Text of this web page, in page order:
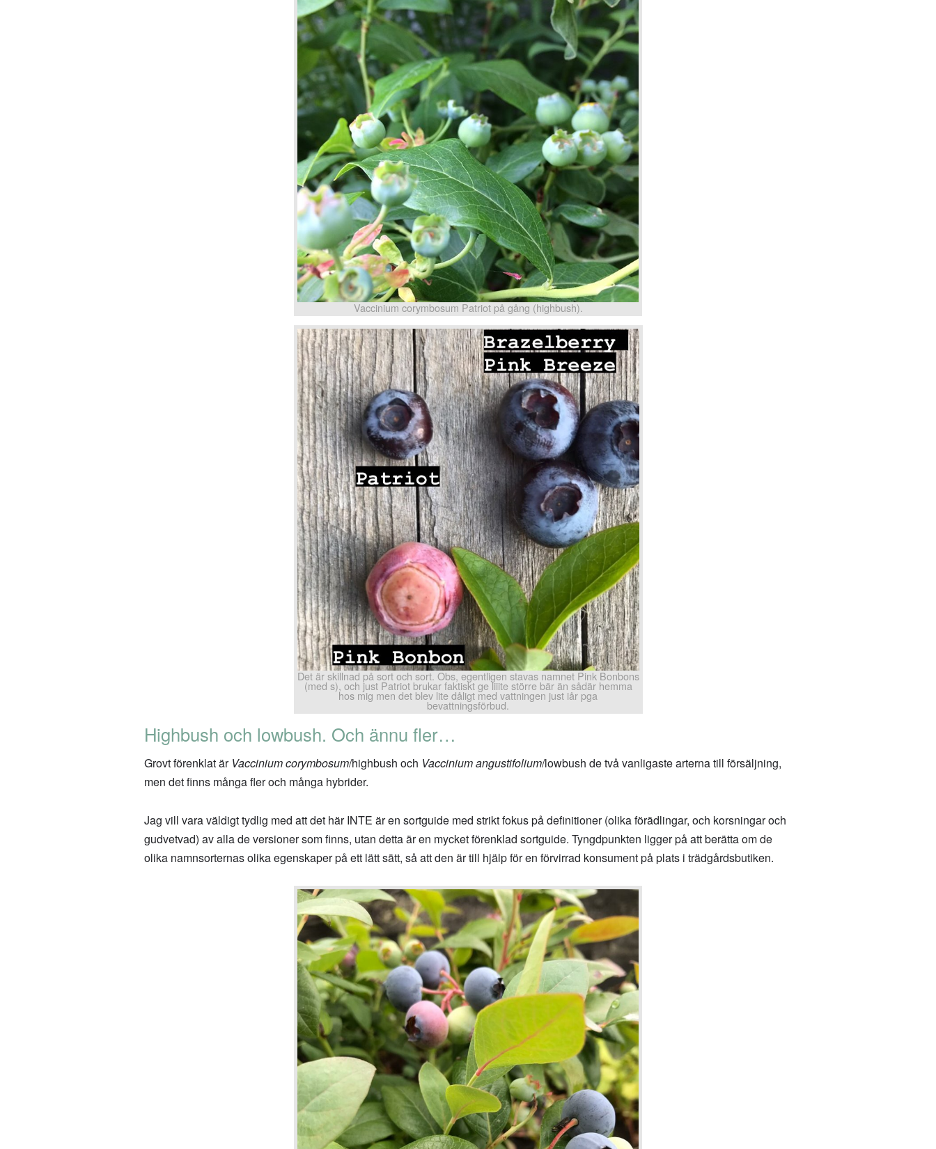
Vaccinium corymbosum Patriot på gång (highbush).
Det är skillnad på sort och sort. Obs, egentligen stavas namnet Pink Bonbons
(med s), och just Patriot brukar faktiskt ge liiite större bär än sådär hemma
hos mig men det blev lite dåligt med vattningen just iår pga
bevattningsförbud.
Highbush och lowbush. Och ännu fler…
Grovt förenklat är Vaccinium corymbosum/highbush och Vaccinium angustifolium/lowbush de två vanligaste arterna till försäljning,
men det finns många fler och många hybrider.
Jag vill vara väldigt tydlig med att det här INTE är en sortguide med strikt fokus på definitioner (olika förädlingar, och korsningar och
gudvetvad) av alla de versioner som finns, utan detta är en mycket förenklad sortguide. Tyngdpunkten ligger på att berätta om de
olika namnsorternas olika egenskaper på ett lätt sätt, så att den är till hjälp för en förvirrad konsument på plats i trädgårdsbutiken.